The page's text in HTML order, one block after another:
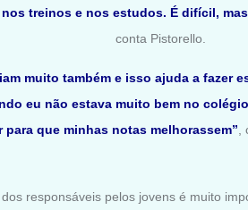
nos treinos e nos estudos. É difícil,
conta Pistorello.
muito também e isso ajuda a fazer
eu não estava muito bem no
para que minhas notas melhorassem”
responsáveis pelos jovens é muito